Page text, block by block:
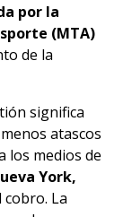
por la
(MTA)
de la
significa
atascos
los medios de
York,
cobro. La